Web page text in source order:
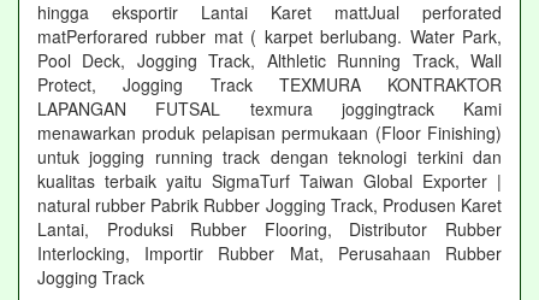
hingga eksportir Lantai Karet mattJual perforated
matPerforared rubber mat ( karpet berlubang. Water Park,
Pool Deck, Jogging Track, Althletic Running Track, Wall
Protect, Jogging Track TEXMURA KONTRAKTOR
LAPANGAN FUTSAL texmura joggingtrack Kami
menawarkan produk pelapisan permukaan (Floor Finishing)
untuk jogging running track dengan teknologi terkini dan
kualitas terbaik yaitu SigmaTurf Taiwan Global Exporter |
natural rubber Pabrik Rubber Jogging Track, Produsen Karet
Lantai, Produksi Rubber Flooring, Distributor Rubber
Interlocking, Importir Rubber Mat, Perusahaan Rubber
Jogging Track